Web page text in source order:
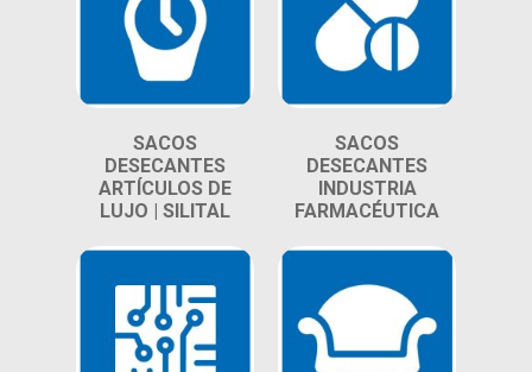
SACOS
DESECANTES
ARTÍCULOS DE
LUJO | SILITAL
SACOS
DESECANTES
INDUSTRIA
FARMACÉUTICA